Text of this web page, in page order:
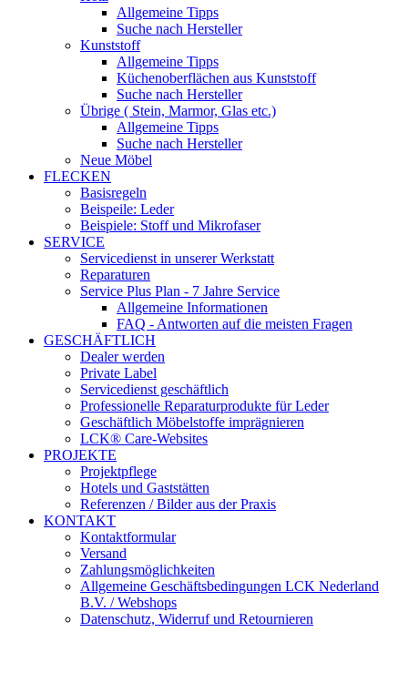
Allgemeine Tipps
Suche nach Hersteller
Kunststoff
Allgemeine Tipps
Küchenoberflächen aus Kunststoff
Suche nach Hersteller
Übrige ( Stein, Marmor, Glas etc.)
Allgemeine Tipps
Suche nach Hersteller
Neue Möbel
FLECKEN
Basisregeln
Beispeile: Leder
Beispiele: Stoff und Mikrofaser
SERVICE
Servicedienst in unserer Werkstatt
Reparaturen
Service Plus Plan - 7 Jahre Service
Allgemeine Informationen
FAQ - Antworten auf die meisten Fragen
GESCHÄFTLICH
Dealer werden
Private Label
Servicedienst geschäftlich
Professionelle Reparaturprodukte für Leder
Geschäftlich Möbelstoffe imprägnieren
LCK® Care-Websites
PROJEKTE
Projektpflege
Hotels und Gaststätten
Referenzen / Bilder aus der Praxis
KONTAKT
Kontaktformular
Versand
Zahlungsmöglichkeiten
Allgemeine Geschäftsbedingungen LCK Nederland
B.V. / Webshops
Datenschutz, Widerruf und Retournieren